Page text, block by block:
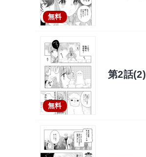
無料
無料
第2話(2)